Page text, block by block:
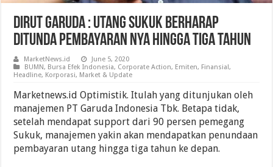
Dirut Garuda : Utang Sukuk Berharap
Ditunda Pembayaran nya Hingga Tiga Tahun
MarketNews.id
June 5, 2020
BUMN, Bursa Efek Indonesia, Corporate Action, Emiten, Finansial,
Headline, Korporasi, Market & Update
Marketnews.id Optimistik. Itulah yang ditunjukan oleh
manajemen PT Garuda Indonesia Tbk. Betapa tidak,
setelah mendapat support dari 90 persen pemegang
Sukuk, manajemen yakin akan mendapatkan penundaan
pembayaran utang hingga tiga tahun ke depan.